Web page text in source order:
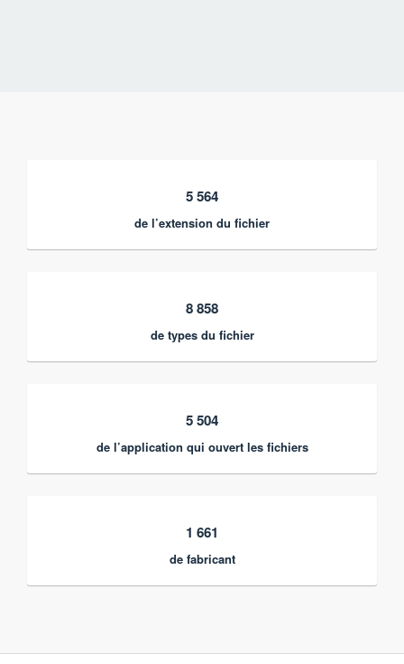
5 564
de l’extension du fichier
8 858
de types du fichier
5 504
de l’application qui ouvert les fichiers
1 661
de fabricant